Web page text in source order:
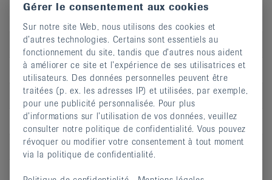
Jour
ve
Heure
10:00 - 11:00
Adresse
Ancienne Poste, Salle 205
CP
2400
Lieu
Le Locle
Gérer le consentement aux cookies
Sur notre site Web, nous utilisons des cookies et
d’autres technologies. Certains sont essentiels au
fonctionnement du site, tandis que d’autres nous aident
à améliorer ce site et l’expérience de ses utilisatrices et
utilisateurs. Des données personnelles peuvent être
traitées (p. ex. les adresses IP) et utilisées, par exemple,
pour une publicité personnalisée. Pour plus
d’informations sur l’utilisation de vos données, veuillez
consulter notre politique de confidentialité. Vous pouvez
révoquer ou modifier votre consentement à tout moment
via la politique de confidentialité.